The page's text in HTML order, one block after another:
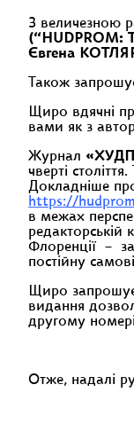
З величезною
(“HUDPROM:
Євгена
Також
Щиро вдячні
вами як з
Журнал
чверті
Докладніше
https://
в межах
Флоренції –
постійну
Щиро
видання
другому
Отже, надалі